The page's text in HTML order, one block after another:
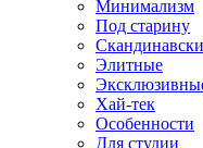
Минимализм
Под старину
Элитные
Хай-тек
Особенности
Для студии